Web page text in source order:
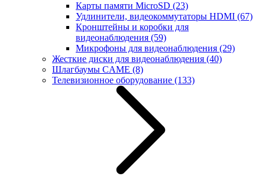
Карты памяти MicroSD (23)
Удлинители, видеокоммутаторы HDMI (67)
Кронштейны и коробки для
видеонаблюдения (59)
Микрофоны для видеонаблюдения (29)
Жесткие диски для видеонаблюдения (40)
Шлагбаумы CAME (8)
Телевизионное оборудование (133)